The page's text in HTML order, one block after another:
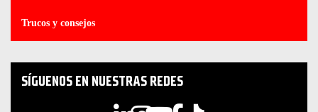
Trucos y consejos
SÍGUENOS EN NUESTRAS REDES